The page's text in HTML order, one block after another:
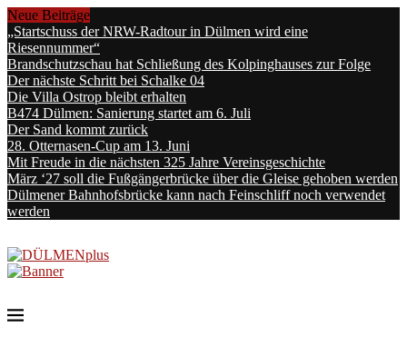
Neue Beiträge
„Startschuss der NRW-Radtour in Dülmen wird eine
Riesennummer“
Brandschutzschau hat Schließung des Kolpinghauses zur Folge
Der nächste Schritt bei Schalke 04
Die Villa Ostrop bleibt erhalten
B474 Dülmen: Sanierung startet am 6. Juli
Der Sand kommt zurück
28. Otternasen-Cup am 13. Juni
Mit Freude in die nächsten 325 Jahre Vereinsgeschichte
März ‘27 soll die Fußgängerbrücke über die Gleise gehoben werden
Dülmener Bahnhofsbrücke kann nach Feinschliff noch verwendet
werden